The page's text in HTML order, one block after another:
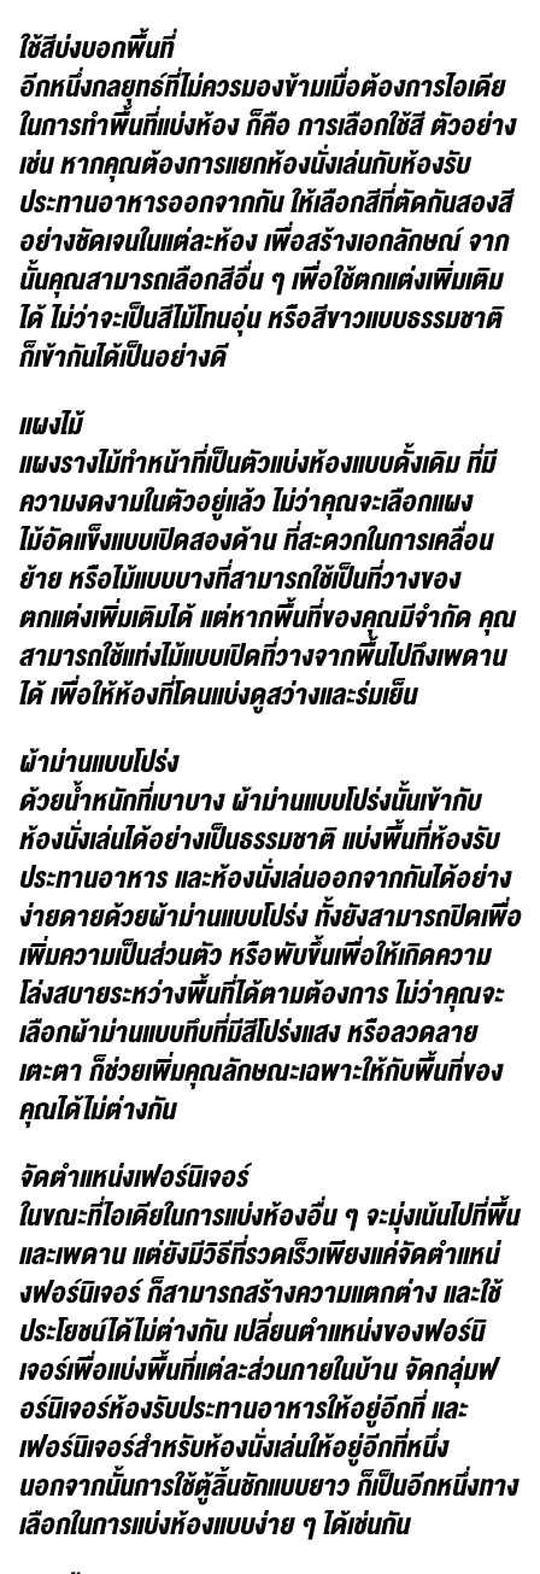
ใช้สีบ่งบอกพื้นที่
อีกหนึ่งกลยุทธ์ที่ไม่ควรมองข้ามเมื่อต้องการไอเดีย
ในการทำพื้นที่แบ่งห้อง ก็คือ การเลือกใช้สี ตัวอย่าง
เช่น หากคุณต้องการแยกห้องนั่งเล่นกับห้องรับ
ประทานอาหารออกจากกัน ให้เลือกสีที่ตัดกันสองสี
อย่างชัดเจนในแต่ละห้อง เพื่อสร้างเอกลักษณ์ จาก
นั้นคุณสามารถเลือกสีอื่น ๆ เพื่อใช้ตกแต่งเพิ่มเติม
ได้ ไม่ว่าจะเป็นสีไม้โทนอุ่น หรือสีขาวแบบธรรมชาติ
ก็เข้ากันได้เป็นอย่างดี
แผงไม้
แผงรางไม้ทำหน้าที่เป็นตัวแบ่งห้องแบบดั้งเดิม ที่มี
ความงดงามในตัวอยู่แล้ว ไม่ว่าคุณจะเลือกแผง
ไม้อัดแข็งแบบเปิดสองด้าน ที่สะดวกในการเคลื่อน
ย้าย หรือไม้แบบบางที่สามารถใช้เป็นที่วางของ
ตกแต่งเพิ่มเติมได้ แต่หากพื้นที่ของคุณมีจำกัด คุณ
สามารถใช้แท่งไม้แบบเปิดที่วางจากพื้นไปถึงเพดาน
ได้ เพื่อให้ห้องที่โดนแบ่งดูสว่างและร่มเย็น
ผ้าม่านแบบโปร่ง
ด้วยน้ำหนักที่เบาบาง ผ้าม่านแบบโปร่งนั้นเข้ากับ
ห้องนั่งเล่นได้อย่างเป็นธรรมชาติ แบ่งพื้นที่ห้องรับ
ประทานอาหาร และห้องนั่งเล่นออกจากกันได้อย่าง
ง่ายดายด้วยผ้าม่านแบบโปร่ง ทั้งยังสามารถปิดเพื่อ
เพิ่มความเป็นส่วนตัว หรือพับขึ้นเพื่อให้เกิดความ
โล่งสบายระหว่างพื้นที่ได้ตามต้องการ ไม่ว่าคุณจะ
เลือกผ้าม่านแบบทึบที่มีสีโปร่งแสง หรือลวดลาย
เตะตา ก็ช่วยเพิ่มคุณลักษณะเฉพาะให้กับพื้นที่ของ
คุณได้ไม่ต่างกัน
จัดตำแหน่งเฟอร์นิเจอร์
ในขณะที่ไอเดียในการแบ่งห้องอื่น ๆ จะมุ่งเน้นไปที่พื้น
และเพดาน แต่ยังมีวิธีที่รวดเร็วเพียงแค่จัดตำแหน่
งฟอร์นิเจอร์ ก็สามารถสร้างความแตกต่าง และใช้
ประโยชน์ได้ไม่ต่างกัน เปลี่ยนตำแหน่งของฟอร์นิ
เจอร์เพื่อแบ่งพื้นที่แต่ละส่วนภายในบ้าน จัดกลุ่มฟ
อร์นิเจอร์ห้องรับประทานอาหารให้อยู่อีกที่ และ
เฟอร์นิเจอร์สำหรับห้องนั่งเล่นให้อยู่อีกที่หนึ่ง
นอกจากนั้นการใช้ตู้ลิ้นชักแบบยาว ก็เป็นอีกหนึ่งทาง
เลือกในการแบ่งห้องแบบง่าย ๆ ได้เช่นกัน